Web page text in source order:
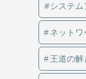
システム
ネットワ
王道の解